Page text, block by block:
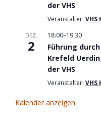
der VHS
Veranstalter: VHS
DEZ.
2
18:00–19:30
Führung
Krefeld
der VHS
Veranstalter: VHS
Kalender anzeigen